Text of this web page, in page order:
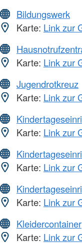
Bildungswerk
Karte: Link zur
Karte: Link zur
Jugendrotkreuz
Karte: Link zur
Karte: Link zur
Karte: Link zur
Karte: Link zur
Kleidercontainer
Karte: Link zur